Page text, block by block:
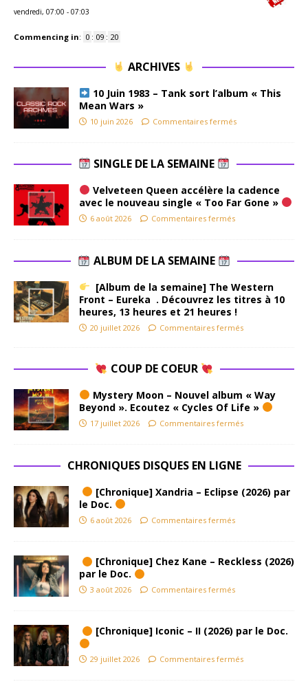
vendredi, 07:00 - 07:03
Commencing in: 0 : 09 : 20
ARCHIVES
10 Juin 1983 – Tank sort l’album « This
Mean Wars »
10 juin 2026 Commentaires fermés
SINGLE DE LA SEMAINE
Velveteen Queen accélère la cadence
avec le nouveau single « Too Far Gone »
6 août 2026 Commentaires fermés
ALBUM DE LA SEMAINE
[Album de la semaine] The Western
Front – Eureka . Découvrez les titres à 10
heures, 13 heures et 21 heures !
20 juillet 2026 Commentaires fermés
COUP DE COEUR
Mystery Moon – Nouvel album « Way
Beyond ». Ecoutez « Cycles Of Life »
17 juillet 2026 Commentaires fermés
CHRONIQUES DISQUES EN LIGNE
[Chronique] Xandria – Eclipse (2026) par
le Doc.
6 août 2026 Commentaires fermés
[Chronique] Chez Kane – Reckless (2026)
par le Doc.
3 août 2026 Commentaires fermés
[Chronique] Iconic – II (2026) par le Doc.
29 juillet 2026 Commentaires fermés